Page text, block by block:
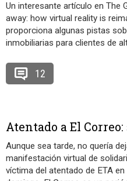
Un interesante artículo en The
away: how virtual reality is
proporciona algunas pistas
inmobiliarias para clientes de
12
Atentado a El
Aunque sea tarde, no quería
manifestación virtual de
víctima del atentado de ETA